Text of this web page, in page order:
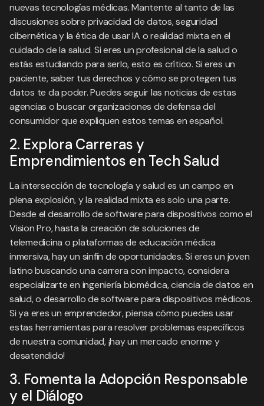
nuevas tecnologías médicas. Mantente al tanto de las
discusiones sobre privacidad de datos, seguridad
cibernética y la ética de usar IA o realidad mixta en el
cuidado de la salud. Si eres un profesional de la salud o
estás estudiando para serlo, esto es crítico. Si eres un
paciente, saber tus derechos y cómo se protegen tus
datos te da poder. Puedes seguir las noticias de estas
agencias o buscar organizaciones de defensa del
consumidor que expliquen estos temas en español.
2. Explora Carreras y
Emprendimientos en Tech Salud
La intersección de tecnología y salud es un campo en
plena explosión, y la realidad mixta es solo una parte.
Desde el desarrollo de software para dispositivos como el
Vision Pro, hasta la creación de soluciones de
telemedicina o plataformas de educación médica
inmersiva, hay un sinfín de oportunidades. Si eres un joven
latino buscando una carrera con impacto, considera
especializarte en ingeniería biomédica, ciencia de datos en
salud, o desarrollo de software para dispositivos médicos.
Si ya eres un emprendedor, piensa cómo puedes usar
estas herramientas para resolver problemas específicos
de nuestra comunidad, ¡hay un mercado enorme y
desatendido!
3. Fomenta la Adopción Responsable
y el Diálogo